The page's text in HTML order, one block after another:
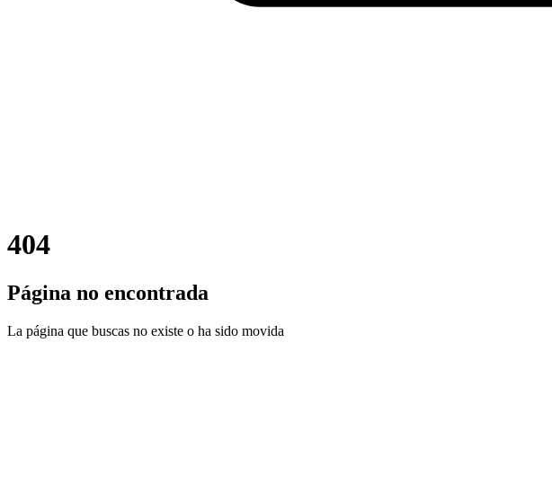
404
Página no encontrada
La página que buscas no existe o ha sido movida